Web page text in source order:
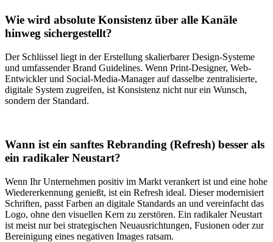
Wie wird absolute Konsistenz über alle Kanäle
hinweg sichergestellt?
Der Schlüssel liegt in der Erstellung skalierbarer Design-Systeme
und umfassender Brand Guidelines. Wenn Print-Designer, Web-
Entwickler und Social-Media-Manager auf dasselbe zentralisierte,
digitale System zugreifen, ist Konsistenz nicht nur ein Wunsch,
sondern der Standard.
Wann ist ein sanftes Rebranding (Refresh) besser als
ein radikaler Neustart?
Wenn Ihr Unternehmen positiv im Markt verankert ist und eine hohe
Wiedererkennung genießt, ist ein Refresh ideal. Dieser modernisiert
Schriften, passt Farben an digitale Standards an und vereinfacht das
Logo, ohne den visuellen Kern zu zerstören. Ein radikaler Neustart
ist meist nur bei strategischen Neuausrichtungen, Fusionen oder zur
Bereinigung eines negativen Images ratsam.